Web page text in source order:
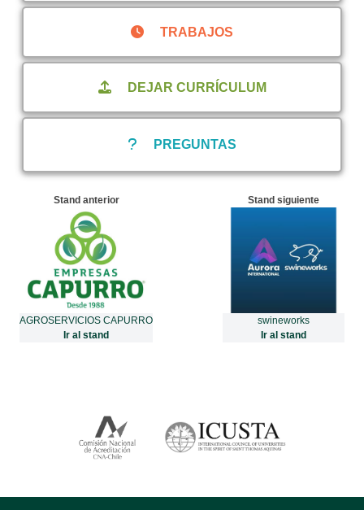
TRABAJOS
DEJAR CURRÍCULUM
PREGUNTAS
Stand anterior
AGROSERVICIOS CAPURRO
Ir al stand
Stand siguiente
swineworks
Ir al stand